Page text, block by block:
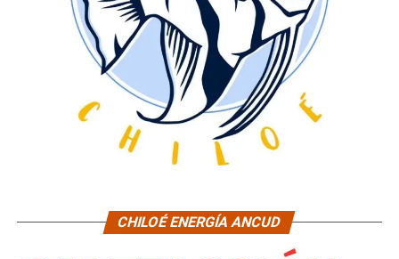
CHILOÉ ENERGÍA ANCUD